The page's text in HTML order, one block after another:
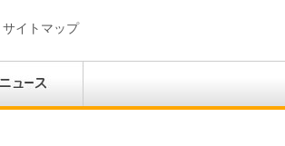
サイトマップ